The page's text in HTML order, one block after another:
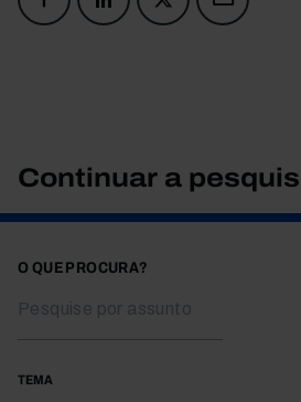
Continuar a
O QUE PROCURA?
TEMA